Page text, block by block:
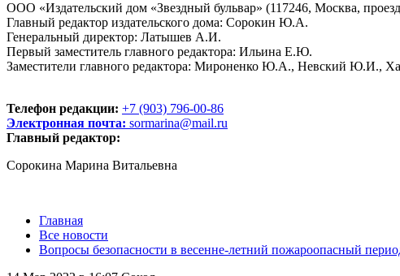
ООО «Издательский дом «Звездный бульвар» (117246, Москва,
Главный редактор издательского дома: Сорокин Ю.А.
Генеральный директор: Латышев А.И.
Первый заместитель главного редактора: Ильина Е.Ю.
Заместители главного редактора: Мироненко Ю.А., Невский Ю.И.,
Телефон редакции: +7 (903) 796-00-86
Электронная почта: sormarina@mail.ru
Главный редактор:
Сорокина Марина Витальевна
Главная
Все новости
Вопросы безопасности в весенне-летний пожароопасный